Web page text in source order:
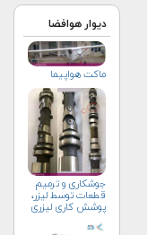
دیوار هوافضا
ماکت هواپیما
جوشکاری و ترمیم
قطعات توسط لیزر،
پوشش کاری لیزری